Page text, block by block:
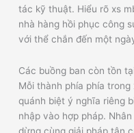
tác kỹ thuật. Hiểu rõ xs
nhà hàng hồi phục công
với thể chắn đến một
Các buồng ban còn tồn
Mỗi thành phía phía
quánh biệt ý nghĩa riêng
nhập vào hợp pháp.
dừng cùng giải pháp tân